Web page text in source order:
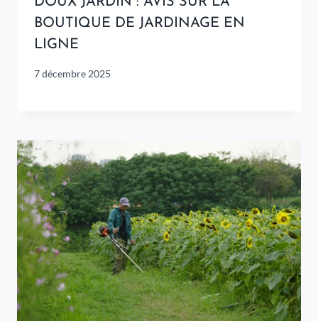
BOUTIQUE DE JARDINAGE EN
LIGNE
7 décembre 2025